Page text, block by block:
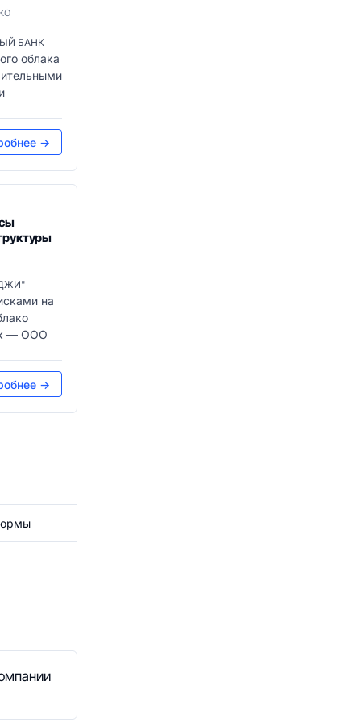
БАНК
облака
→
на
— ООО
→